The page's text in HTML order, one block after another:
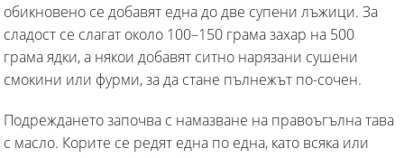
обикновено се добавят една до две супени лъжици. За
сладост се слагат около 100–150 грама захар на 500
грама ядки, а някои добавят ситно нарязани сушени
смокини или фурми, за да стане пълнежът по-сочен.
Подреждането започва с намазване на правоъгълна тава
с масло. Корите се редят една по една, като всяка или